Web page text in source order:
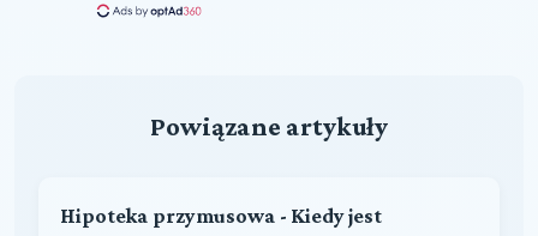
Powiązane artykuły
Hipoteka przymusowa - Kiedy jest